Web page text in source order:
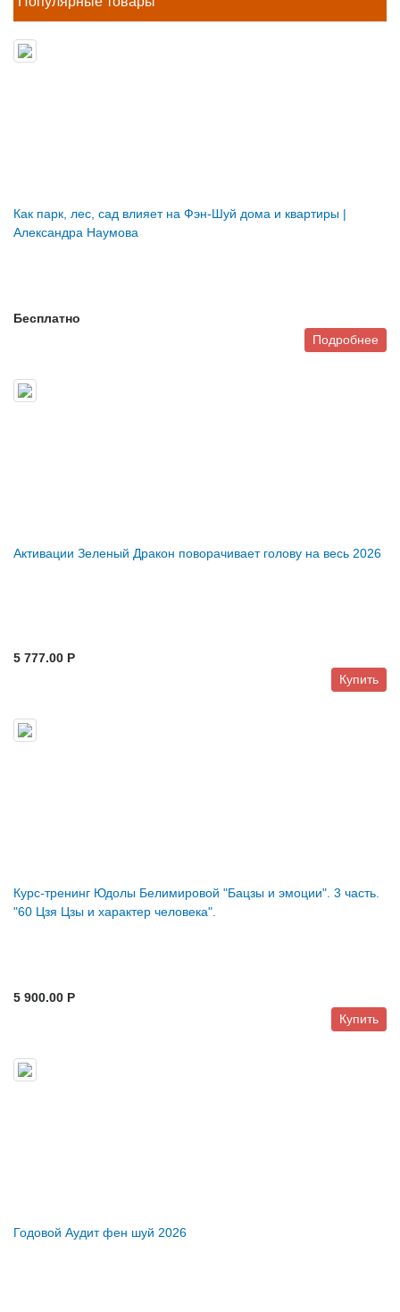
Как парк, лес, сад влияет на Фэн-Шуй дома и квартиры |
Александра Наумова
Бесплатно
Подробнее
Активации Зеленый Дракон поворачивает голову на весь 2026
5 777.00 P
Купить
Курс-тренинг Юдолы Белимировой "Бацзы и эмоции". 3 часть.
"60 Цзя Цзы и характер человека".
5 900.00 P
Купить
Годовой Аудит фен шуй 2026